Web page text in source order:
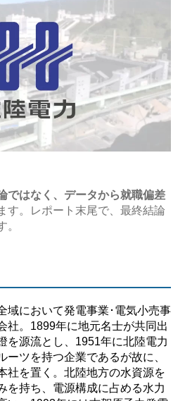
難
易
度
と
平
均
年
業
ば
い？】”
ではなく、データから就職偏差
す。レポート末尾で、最終結論
。
域において発電事業･電気小売事
社。1899年に地元名士が共同出
を源流とし、1951年に北陸電力
ーツを持つ企業であるが故に、
社を置く。北陸地方の水資源を
を持ち、電源構成に占める水力